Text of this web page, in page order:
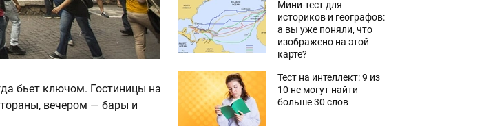
бьет ключом. Гостиницы на
вечером — бары и
Мини-тест для
историков и географов:
а вы уже поняли, что
изображено на этой
карте?
Тест на интеллект: 9 из
10 не могут найти
больше 30 слов